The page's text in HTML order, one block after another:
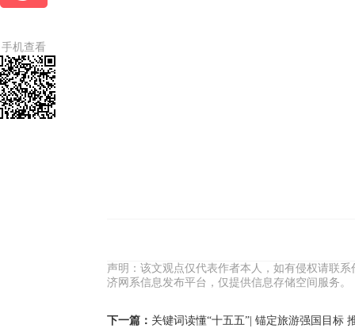
手机查看
声明：该文观点仅代表作者本人，如有侵权请联
济网系信息发布平台，仅提供信息存储空间服务。
下一篇： 关键词读懂“十五五”| 锚定旅游强国目标